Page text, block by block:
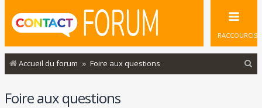
RACCOURCIS
Accueil du forum Foire aux questions
Foire aux questions